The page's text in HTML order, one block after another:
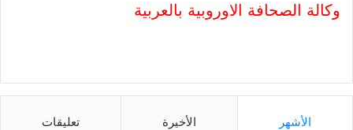
وكالة الصحافة الاوروبية بالعربية
الأشهر الأخيرة تعليقات